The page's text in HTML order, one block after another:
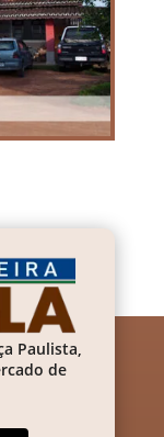
Paulista,
de